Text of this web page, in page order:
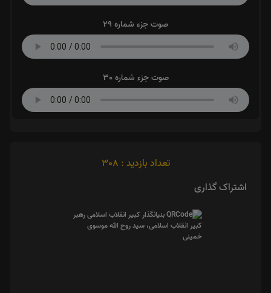
صوت جزء شماره 29
صوت جزء شماره 30
تعداد بازدید : 308
اشتراک گذاری